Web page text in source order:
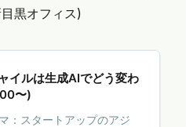
黒オフィス)
イルは生成AIでどう変わ
〜)
：スタートアップのアジ